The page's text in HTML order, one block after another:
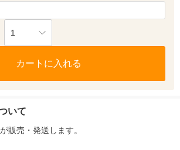
1
カートに入れる
いて
が販売・発送します。